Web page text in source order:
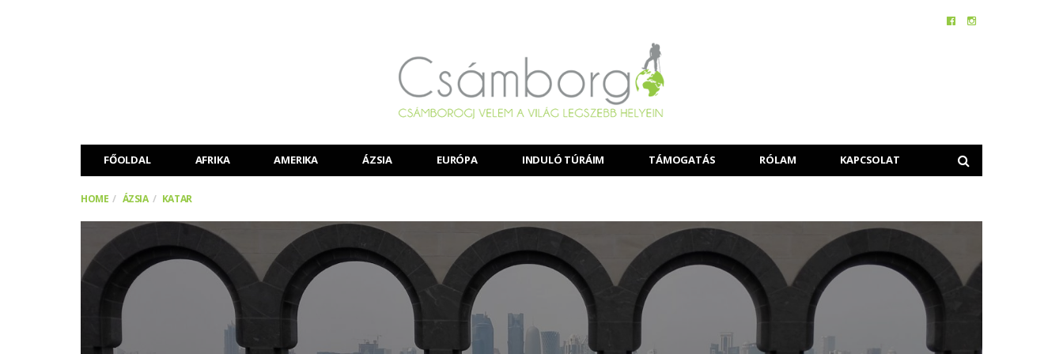
FŐOLDAL AFRIKA AMERIKA ÁZSIA EURÓPA INDULÓ TÚRÁIM TÁMOGATÁS RÓLAM KAPCSOLAT
HOME ÁZSIA KATAR